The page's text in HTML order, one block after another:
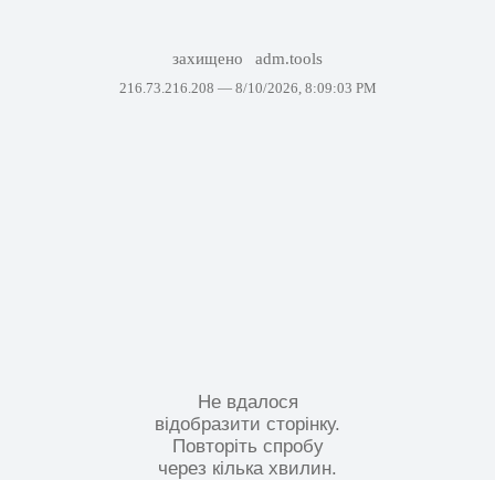
захищено adm.tools
216.73.216.208 — 8/10/2026, 8:09:03 PM
Не вдалося
відобразити сторінку.
Повторіть спробу
через кілька хвилин.